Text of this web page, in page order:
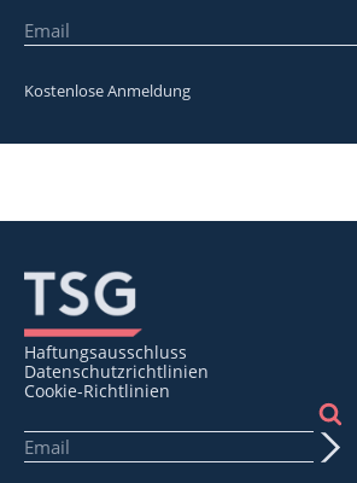
Kostenlose Anmeldung
Haftungsausschluss
Datenschutzrichtlinien
Cookie-Richtlinien